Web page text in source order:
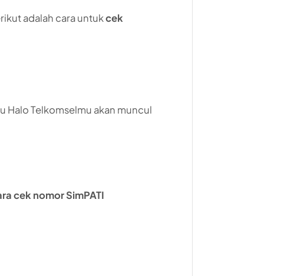
adalah cara untukcek
Halo Telkomselmu akan muncul
cek nomor SimPATI